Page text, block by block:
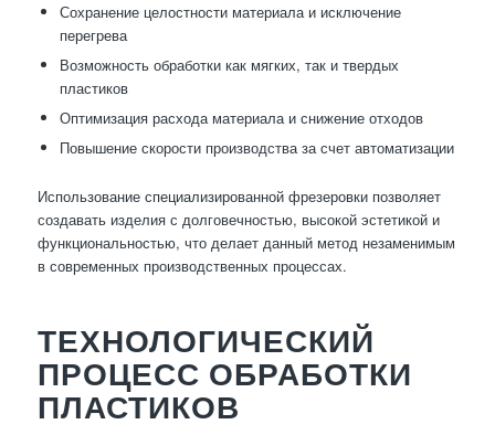
Сохранение целостности материала и исключение
перегрева
Возможность обработки как мягких, так и твердых
пластиков
Оптимизация расхода материала и снижение отходов
Повышение скорости производства за счет автоматизации
Использование специализированной фрезеровки позволяет
создавать изделия с долговечностью, высокой эстетикой и
функциональностью, что делает данный метод незаменимым
в современных производственных процессах.
ТЕХНОЛОГИЧЕСКИЙ
ПРОЦЕСС ОБРАБОТКИ
ПЛАСТИКОВ